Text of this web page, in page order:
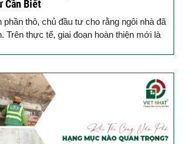
Cần Biết
phần thô, chủ đầu tư cho rằng ngôi nhà đã
Trên thực tế, giai đoạn hoàn thiện mới là